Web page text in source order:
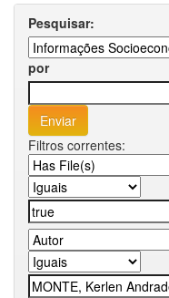
Pesquisar:
por
Filtros correntes: